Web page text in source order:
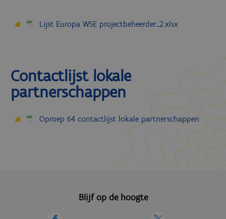
Lijst Europa WSE projectbeheerder_2.xlsx
Contactlijst lokale
partnerschappen
Oproep 64 contactlijst lokale partnerschappen
Blijf op de hoogte